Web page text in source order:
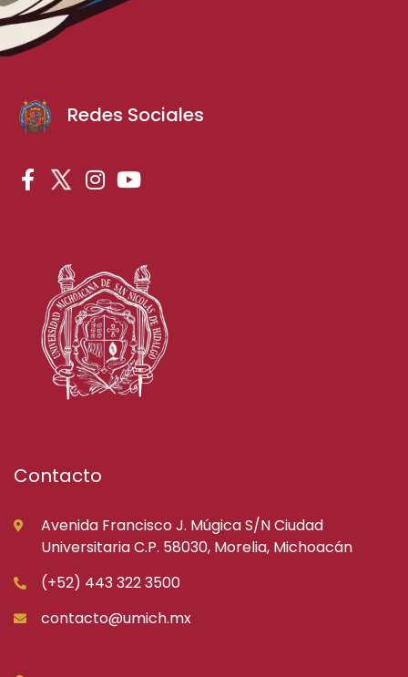
Redes Sociales
Contacto
Avenida Francisco J. Múgica S/N Ciudad
Universitaria C.P. 58030, Morelia, Michoacán
(+52) 443 322 3500
contacto@umich.mx